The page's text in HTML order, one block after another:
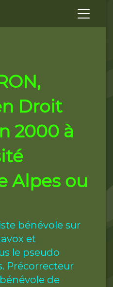
Droit
2000 à
Alpes ou
bénévole sur
et
le pseudo
Précorrecteur
de